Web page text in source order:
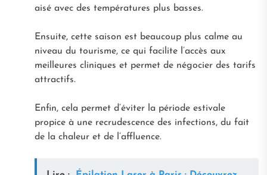
aisé avec des températures plus basses.
Ensuite, cette saison est beaucoup plus calme au
niveau du tourisme, ce qui facilite l’accès aux
meilleures cliniques et permet de négocier des tarifs
attractifs.
Enfin, cela permet d’éviter la période estivale
propice à une recrudescence des infections, du fait
de la chaleur et de l’affluence.